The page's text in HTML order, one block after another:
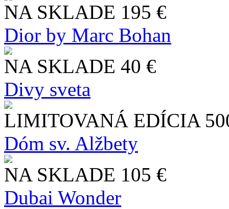
NA SKLADE 195 €
Dior by Marc Bohan
NA SKLADE 40 €
Divy sveta
LIMITOVANÁ EDÍCIA
Dóm sv. Alžbety
NA SKLADE 105 €
Dubai Wonder